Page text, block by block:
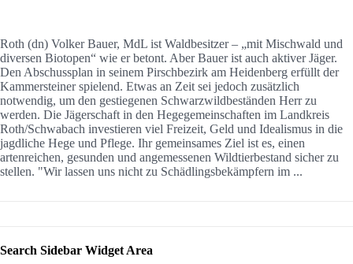
Roth (dn) Volker Bauer, MdL ist Waldbesitzer – „mit Mischwald und
diversen Biotopen“ wie er betont. Aber Bauer ist auch aktiver Jäger.
Den Abschussplan in seinem Pirschbezirk am Heidenberg erfüllt der
Kammersteiner spielend. Etwas an Zeit sei jedoch zusätzlich
notwendig, um den gestiegenen Schwarzwildbeständen Herr zu
werden. Die Jägerschaft in den Hegegemeinschaften im Landkreis
Roth/Schwabach investieren viel Freizeit, Geld und Idealismus in die
jagdliche Hege und Pflege. Ihr gemeinsames Ziel ist es, einen
artenreichen, gesunden und angemessenen Wildtierbestand sicher zu
stellen. "Wir lassen uns nicht zu Schädlingsbekämpfern im ...
Search Sidebar Widget Area